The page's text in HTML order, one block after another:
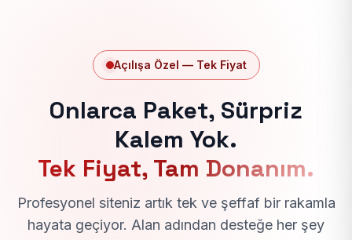
Açılışa Özel — Tek Fiyat
Onlarca Paket, Sürpriz
Kalem Yok.
Tek Fiyat, Tam Donanım.
Profesyonel siteniz artık tek ve şeffaf bir rakamla
hayata geçiyor. Alan adından desteğe her şey